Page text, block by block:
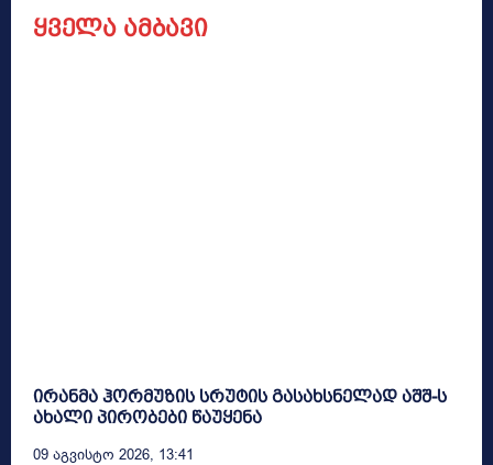
ყველა ამბავი
ირანმა ჰორმუზის სრუტის გასახსნელად აშშ-ს
ახალი პირობები წაუყენა
09 Აგვისტო 2026, 13:41